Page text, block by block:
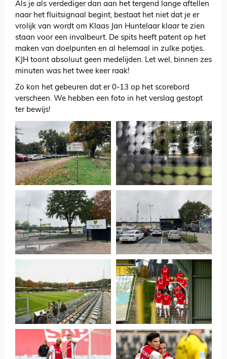
Als je als verdediger dan aan het tergend lange aftellen
naar het fluitsignaal begint, bestaat het niet dat je er
vrolijk van wordt om Klaas Jan Huntelaar klaar te zien
staan voor een invalbeurt. De spits heeft patent op het
maken van doelpunten en al helemaal in zulke potjes.
KJH toont absoluut geen medelijden. Let wel, binnen zes
minuten was het twee keer raak!
Zo kon het gebeuren dat er 0-13 op het scorebord
verscheen. We hebben een foto in het verslag gestopt
ter bewijs!